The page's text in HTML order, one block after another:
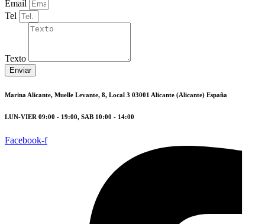
Email
Tel
Texto
Enviar
Marina Alicante, Muelle Levante, 8, Local 3 03001 Alicante (Alicante) España
LUN-VIER 09:00 - 19:00, SAB 10:00 - 14:00
Facebook-f